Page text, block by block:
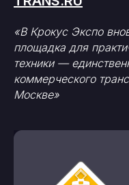
«В Крокус Экспо
площадка для
техники —
коммерческого
Москве»